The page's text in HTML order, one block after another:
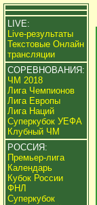
LIVE:
Live-результаты
Текстовые Онлайн
трансляции
СОРЕВНОВАНИЯ:
ЧМ 2018
Лига Чемпионов
Лига Европы
Лига Наций
Суперкубок УЕФА
Клубный ЧМ
РОССИЯ:
Премьер-лига
Календарь
Кубок России
ФНЛ
Суперкубок